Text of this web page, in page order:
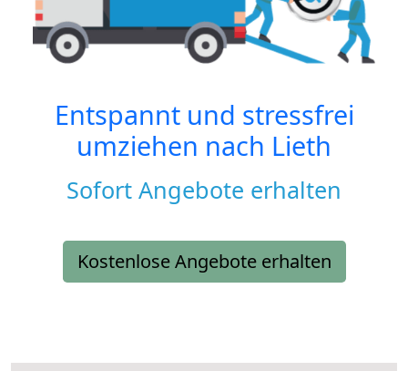
Entspannt und stressfrei
umziehen nach Lieth
Sofort Angebote erhalten
Kostenlose Angebote erhalten